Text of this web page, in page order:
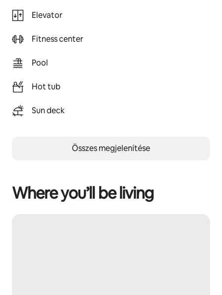
Elevator
Fitness center
Pool
Hot tub
Sun deck
Összes megjelenítése
Where you’ll be living